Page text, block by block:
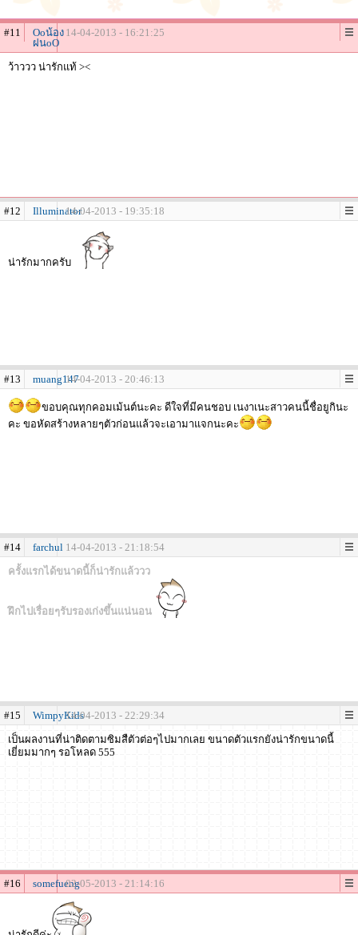
#11
Ooน้อง
ฝนoO
14-04-2013 - 16:21:25
ว้าววว น่ารักแท้ ><
#12 Illuminator14-04-2013 - 19:35:18
น่ารักมากครับ
#13 muang14714-04-2013 - 20:46:13
ขอบคุณทุกคอมเม้นต์นะคะ ดีใจที่มีคนชอบ เนงาเนะสาวคนนี้ชื่อยูกินะ
คะ ขอหัดสร้างหลายๆตัวก่อนแล้วจะเอามาแจกนะคะ
#14 farchul 14-04-2013 - 21:18:54
ครั้งแรกได้ขนาดนี้ก็น่ารักแล้ววว
ฝึกไปเรื่อยๆรับรองเก่งขึ้นแน่นอน
#15 WimpyKids14-04-2013 - 22:29:34
เป็นผลงานที่น่าติดตามซิมสืตัวต่อๆไปมากเลย ขนาดตัวแรกยังน่ารักขนาดนี้
เยี่ยมมากๆ รอโหลด 555
#16 somefueng02-05-2013 - 21:14:16